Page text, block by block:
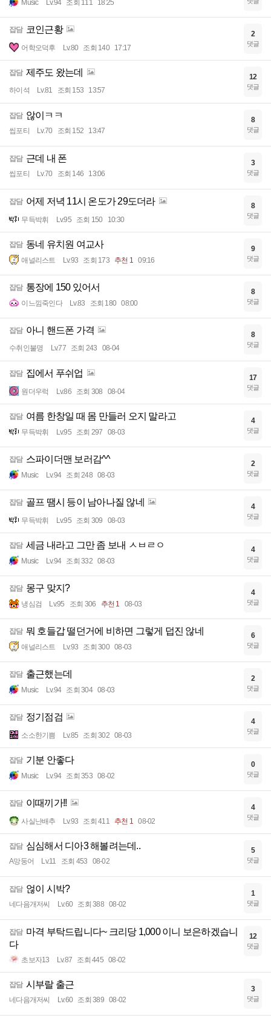
Music Lv.94 조회 111 18:25
잡담 코인근황
어학오덕후 Lv.80 조회 140 17:17
2
댓글
잡담 제주도 왔는데
하이석 Lv.81 조회 153 13:57
12
댓글
잡담 않이ㅋㅋ
씹포티 Lv.70 조회 152 13:47
8
댓글
잡담 근데 내 폰
씹포티 Lv.70 조회 146 13:06
3
댓글
잡담 어제 저녁 11시 온도가 29도더라
무득박휘 Lv.95 조회 150 10:30
8
댓글
잡담 동네 유치원 여교사
애널리스트 Lv.93 조회 173 추천 1 09:16
9
댓글
잡담 통장에 150 있어서
이느낌죽인다 Lv.83 조회 180 08:00
8
댓글
잡담 아니 핸드폰 가격
수취인불명 Lv.77 조회 243 08-04
8
댓글
잡담 집에서 푸쉬업
원더우럭 Lv.86 조회 308 08-04
17
댓글
잡담 여름 한창일 때 몸 만들러 오지 말라고
무득박휘 Lv.95 조회 297 08-03
4
댓글
잡담 스파이더맨 보러감^^
Music Lv.94 조회 248 08-03
2
댓글
잡담 골프 땜시 등이 남아나질 않네
무득박휘 Lv.95 조회 309 08-03
4
댓글
잡담 세금 내라고 그만 좀 보내 ㅅㅂㄹㅇ
Music Lv.94 조회 332 08-03
4
댓글
잡담 몽구 맞지?
냉심검 Lv.95 조회 306 추천 1 08-03
4
댓글
잡담 뭐 호들갑 떨던거에 비하면 그렇게 덥진 않네
애널리스트 Lv.93 조회 300 08-03
6
댓글
잡담 출근했는데
Music Lv.94 조회 304 08-03
2
댓글
잡담 정기점검
소소한기쁨 Lv.85 조회 302 08-03
4
댓글
잡담 기분 안좋다
Music Lv.94 조회 353 08-02
0
댓글
잡담 이때끼가!!
사실난배추 Lv.93 조회 411 추천 1 08-02
4
댓글
잡담 심심해서 디아3 해볼려는데..
A망둥어 Lv.11 조회 453 08-02
5
댓글
잡담 얺이 시박?
네다음개저씨 Lv.60 조회 388 08-02
1
댓글
잡담 마격 부탁드립니다~ 크리당 1,000 이니 보은하겠습니
다
초보자13 Lv.87 조회 445 08-02
12
댓글
잡담 시부랄 출근
네다음개저씨 Lv.60 조회 389 08-02
3
댓글